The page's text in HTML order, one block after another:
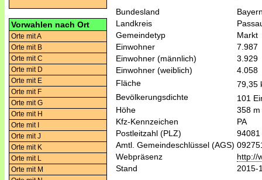
Vorwahlen nach Ort
Orte mit A
Orte mit B
Orte mit C
Orte mit D
Orte mit E
Orte mit F
Orte mit G
Orte mit H
Orte mit I
Orte mit J
Orte mit K
Orte mit L
Orte mit M
Bundesland
Landkreis
Gemeindetyp
Markt
Einwohner
7.987
Einwohner (männlich)
3.929
Einwohner (weiblich)
4.058
Fläche
79,35
Bevölkerungsdichte
101
Höhe
358 m
Kfz-Kennzeichen
PA
Postleitzahl (PLZ)
94081
Amtl. Gemeindeschlüssel (AGS)
Webpräsenz
http://
Stand
2015-